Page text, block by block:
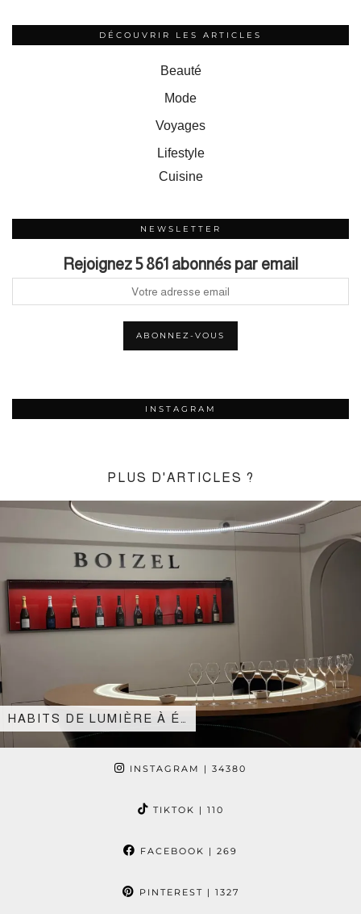
DÉCOUVRIR LES ARTICLES
Beauté
Mode
Voyages
Lifestyle
Cuisine
NEWSLETTER
Rejoignez 5 861 abonnés par email
INSTAGRAM
PLUS D'ARTICLES ?
HABITS DE LUMIÈRE À É…
INSTAGRAM | 34380
TIKTOK | 110
FACEBOOK | 269
PINTEREST | 1327